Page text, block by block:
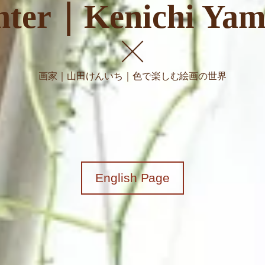
｜Kenichi
画家｜山田けんいち｜色で楽しむ絵画の世界
English Page